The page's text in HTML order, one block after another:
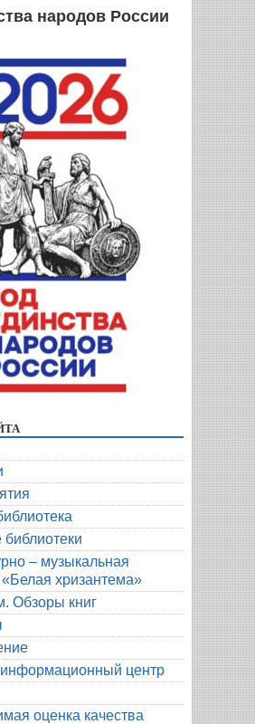
народов России
библиотеки
– музыкальная
«Белая хризантема»
Обзоры книг
центр
оценка качества